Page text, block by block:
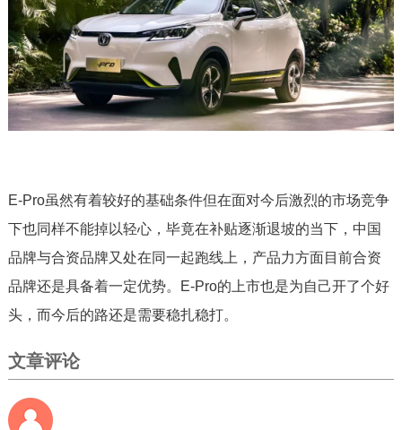
E-Pro虽然有着较好的基础条件但在面对今后激烈的市场竞争
下也同样不能掉以轻心，毕竟在补贴逐渐退坡的当下，中国
品牌与合资品牌又处在同一起跑线上，产品力方面目前合资
品牌还是具备着一定优势。E-Pro的上市也是为自己开了个好
头，而今后的路还是需要稳扎稳打。
文章评论